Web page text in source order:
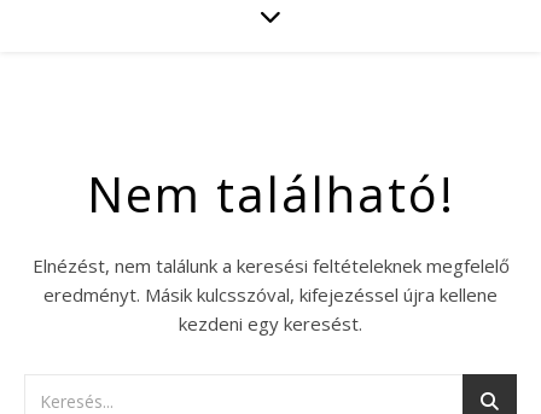
Nem található!
Elnézést, nem találunk a keresési feltételeknek megfelelő
eredményt. Másik kulcsszóval, kifejezéssel újra kellene
kezdeni egy keresést.